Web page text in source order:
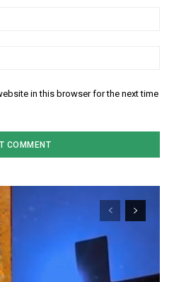
in this browser for the next time